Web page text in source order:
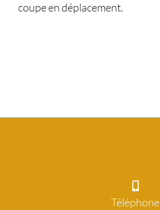
coupe en déplacement.
Téléphone